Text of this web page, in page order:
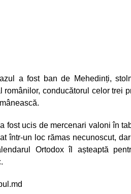
a fost ban de Mehedinți,
românilor, conducătorul celor trei
fost ucis de mercenari valoni în
într-un loc rămas necunoscut,
Ortodox îl așteaptă